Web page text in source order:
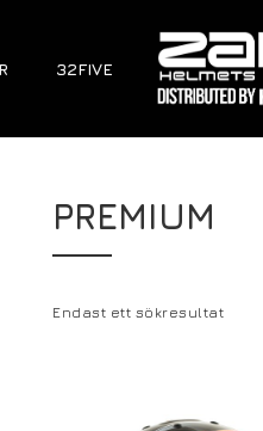
32FIVE
PREMIUM
Endast ett sökresultat